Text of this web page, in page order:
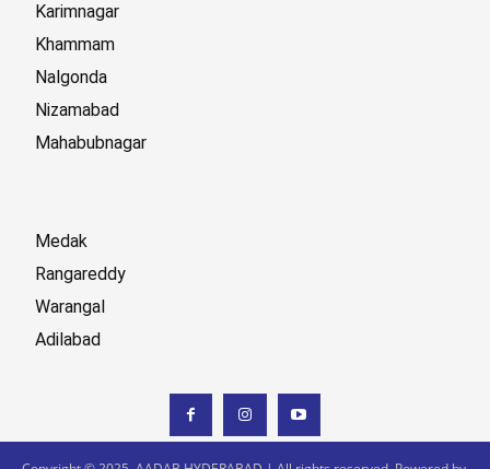
Karimnagar
Khammam
Nalgonda
Nizamabad
Mahabubnagar
Medak
Rangareddy
Warangal
Adilabad